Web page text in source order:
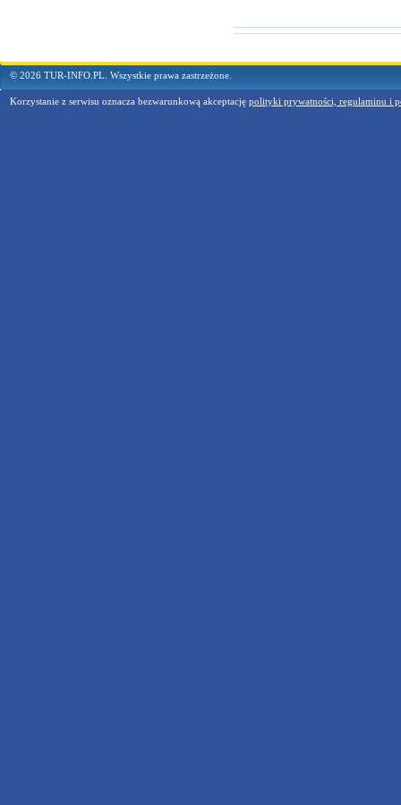
© 2026 TUR-INFO.PL. Wszystkie prawa zastrzeżone.
Korzystanie z serwisu oznacza bezwarunkową akceptację polityki prywatności, regulaminu i